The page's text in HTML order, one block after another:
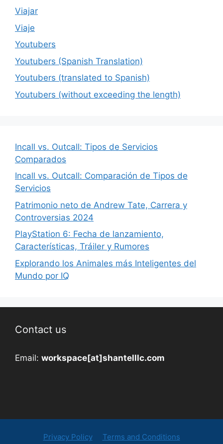
Viajar
Viaje
Youtubers
Youtubers (Spanish Translation)
Youtubers (translated to Spanish)
Youtubers (without exceeding the length)
Incall vs. Outcall: Tipos de Servicios
Comparados
Incall vs. Outcall: Comparación de Tipos de
Servicios
Patrimonio neto de Andrew Tate, Carrera y
Controversias 2024
PlayStation 6: Fecha de lanzamiento,
Características, Tráiler y Rumores
Explorando los Animales más Inteligentes del
Mundo por IQ
Contact us
Email: workspace[at]shantelllc.com
Privacy Policy Terms and Conditions